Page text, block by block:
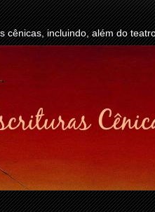
cênicas, incluindo, além do